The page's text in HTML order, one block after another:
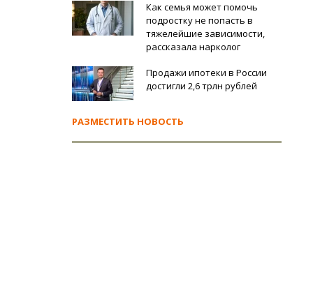
Как семья может помочь
подростку не попасть в
тяжелейшие зависимости,
рассказала нарколог
Продажи ипотеки в России
достигли 2,6 трлн рублей
РАЗМЕСТИТЬ НОВОСТЬ